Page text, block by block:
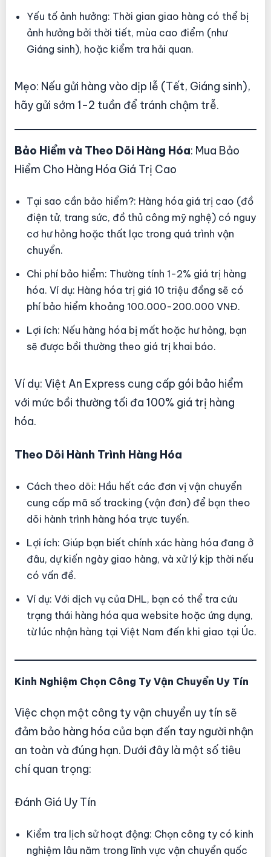
Yếu tố ảnh hưởng: Thời gian giao hàng có thể bị
ảnh hưởng bởi thời tiết, mùa cao điểm (như
Giáng sinh), hoặc kiểm tra hải quan.
Mẹo: Nếu gửi hàng vào dịp lễ (Tết, Giáng sinh),
hãy gửi sớm 1-2 tuần để tránh chậm trễ.
Bảo Hiểm và Theo Dõi Hàng Hóa: Mua Bảo
Hiểm Cho Hàng Hóa Giá Trị Cao
Tại sao cần bảo hiểm?: Hàng hóa giá trị cao (đồ
điện tử, trang sức, đồ thủ công mỹ nghệ) có nguy
cơ hư hỏng hoặc thất lạc trong quá trình vận
chuyển.
Chi phí bảo hiểm: Thường tính 1-2% giá trị hàng
hóa. Ví dụ: Hàng hóa trị giá 10 triệu đồng sẽ có
phí bảo hiểm khoảng 100.000-200.000 VNĐ.
Lợi ích: Nếu hàng hóa bị mất hoặc hư hỏng, bạn
sẽ được bồi thường theo giá trị khai báo.
Ví dụ: Việt An Express cung cấp gói bảo hiểm
với mức bồi thường tối đa 100% giá trị hàng
hóa.
Theo Dõi Hành Trình Hàng Hóa
Cách theo dõi: Hầu hết các đơn vị vận chuyển
cung cấp mã số tracking (vận đơn) để bạn theo
dõi hành trình hàng hóa trực tuyến.
Lợi ích: Giúp bạn biết chính xác hàng hóa đang ở
đâu, dự kiến ngày giao hàng, và xử lý kịp thời nếu
có vấn đề.
Ví dụ: Với dịch vụ của DHL, bạn có thể tra cứu
trạng thái hàng hóa qua website hoặc ứng dụng,
từ lúc nhận hàng tại Việt Nam đến khi giao tại Úc.
Kinh Nghiệm Chọn Công Ty Vận Chuyển Uy Tín
Việc chọn một công ty vận chuyển uy tín sẽ
đảm bảo hàng hóa của bạn đến tay người nhận
an toàn và đúng hạn. Dưới đây là một số tiêu
chí quan trọng:
Đánh Giá Uy Tín
Kiểm tra lịch sử hoạt động: Chọn công ty có kinh
nghiệm lâu năm trong lĩnh vực vận chuyển quốc